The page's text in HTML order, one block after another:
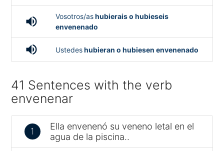
volume_up
Vosotros/ashubierais o hubieseis
envenenado
volume_up Ustedeshubieran o hubiesen envenenado
41 Sentences with the verb
envenenar
1
Ella envenenó su veneno letal en el
agua de la piscina..